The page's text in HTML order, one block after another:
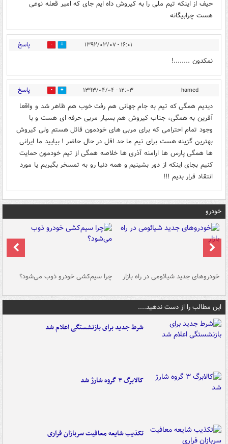
حیف از اینکه تیم ملی را به کیروش داه ایم جای که امیر قعله نوعی
هست چرابیگانه
۱۶:۰۱ - ۱۳۹۲/۰۳/۰۷ 0 پاسخ
نمکدون ........!
hamed ۱۲:۰۳ - ۱۳۹۳/۰۴/۰۴ 0 پاسخ
دیدیم همگی که تیم به جام جهانی هم رفت خوب هم ظاهر شد و واقعا
آفرین به همگی، جناب کیروش هم بسیار مربی حرفه ای هست و با
وجود تمام احترامی که برای مربی های خودمون قائل هستم ولی کیروش
بهترین گزینه هست برای تیم ما حد اقل در حال حاضر ! بیایید ما ایرانی
ها همگی پارس ها ارامنه آذری ها خلاصه همگی از تیم خودمون حمایت
کنیم بجای اینکه از دور بشینیم و همه دنیا رو به تمسخر بگیریم یا مورد
انتقاد قرار بدیم !!!
خودرو
خودروهای جدید شیائومی در راه بازار چرا سیم‌کشی خودرو ذوب می‌شود؟
این مطالب را از دست ندهید....
شرط جدید برای بازنشستگی اعلام شد
کالابرگ ۳ گروه شارژ شد
تکذیب شایعه معافیت سربازان فراری